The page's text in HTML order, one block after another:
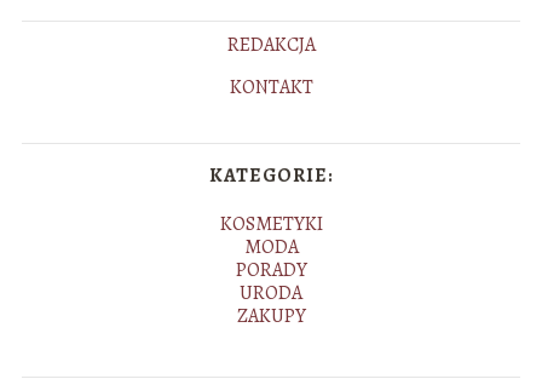
REDAKCJA
KONTAKT
KATEGORIE:
KOSMETYKI
MODA
PORADY
URODA
ZAKUPY